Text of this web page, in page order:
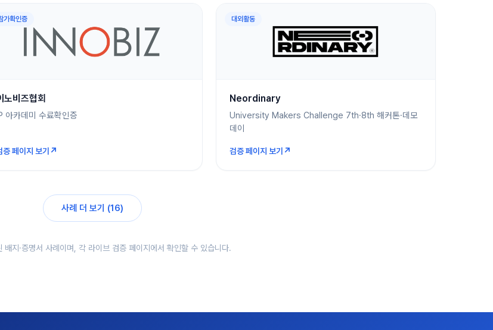
가확인증
노비즈협회
아카데미 수료확인증
증 페이지 보기↗
대외활동
Neordinary
University Makers Challenge 7th·8th 해커톤·데모
데이
검증 페이지 보기↗
사례 더 보기 (16)
배지·증명서 사례이며, 각 라이브 검증 페이지에서 확인할 수 있습니다.